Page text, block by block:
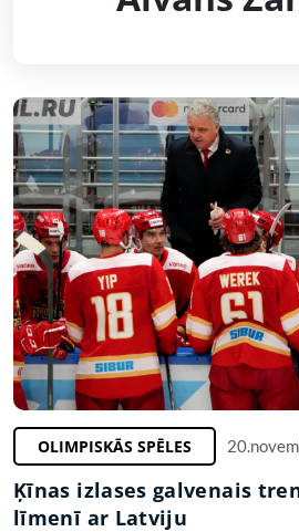
OLIMPISKĀS SPĒLES
Ķīnas izlases galvenais
līmenī ar Latviju